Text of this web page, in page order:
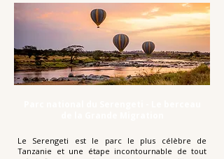
Le Serengeti est le parc le plus célèbre de
Tanzanie et une étape incontournable de tout